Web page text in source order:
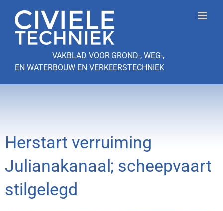
naar
inhoud
VAKBLAD VOOR GROND-, WEG-,
EN WATERBOUW EN VERKEERSTECHNIEK
Herstart verruiming
Julianakanaal; scheepvaart
stilgelegd